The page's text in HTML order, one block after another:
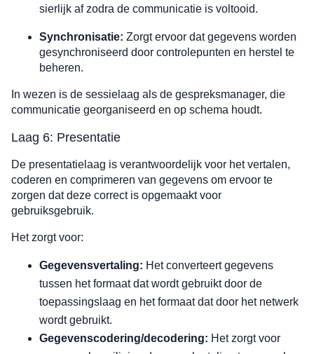
sierlijk af zodra de communicatie is voltooid.
Synchronisatie: Zorgt ervoor dat gegevens worden
gesynchroniseerd door controlepunten en herstel te
beheren.
In wezen is de sessielaag als de gespreksmanager, die
communicatie georganiseerd en op schema houdt.
Laag 6: Presentatie
De presentatielaag is verantwoordelijk voor het vertalen,
coderen en comprimeren van gegevens om ervoor te
zorgen dat deze correct is opgemaakt voor
gebruiksgebruik.
Het zorgt voor:
Gegevensvertaling: Het converteert gegevens
tussen het formaat dat wordt gebruikt door de
toepassingslaag en het formaat dat door het netwerk
wordt gebruikt.
Gegevenscodering/decodering: Het zorgt voor